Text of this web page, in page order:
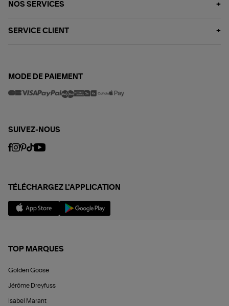
NOS SERVICES
SERVICE CLIENT
MODE DE PAIEMENT
SUIVEZ-NOUS
TÉLÉCHARGEZ L'APPLICATION
TOP MARQUES
Golden Goose
Jérôme Dreyfuss
Isabel Marant